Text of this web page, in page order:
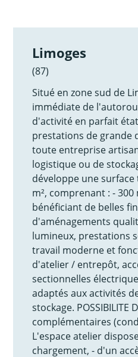
Limoges
(87)
Situé en zone sud de
immédiate de
d'activité en parfait
prestations de grande
toute entreprise
logistique ou de
développe une
m², comprenant : -
bénéficiant de belles
d'aménagements
lumineux, prestations
travail moderne et
d'atelier / entrepôt,
sectionnelles
adaptés aux activités
stockage. POSSIBILITE
complémentaires
L'espace atelier
chargement, - d'un